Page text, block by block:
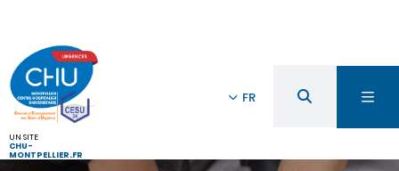
UN SITE
CHU-
MONTPELLIER.FR
FR